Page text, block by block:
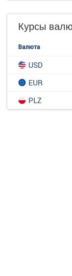
Курсы
Валюта
USD
EUR
PLZ